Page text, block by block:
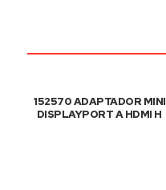
152570 ADAPTADOR MINI
DISPLAYPORT A HDMI H